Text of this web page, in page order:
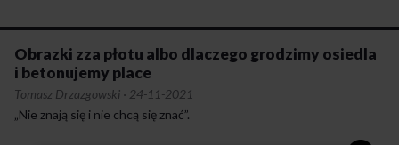
Obrazki zza płotu albo dlaczego grodzimy osiedla
i betonujemy place
Tomasz Drzazgowski · 24-11-2021
„Nie znają się i nie chcą się znać”.